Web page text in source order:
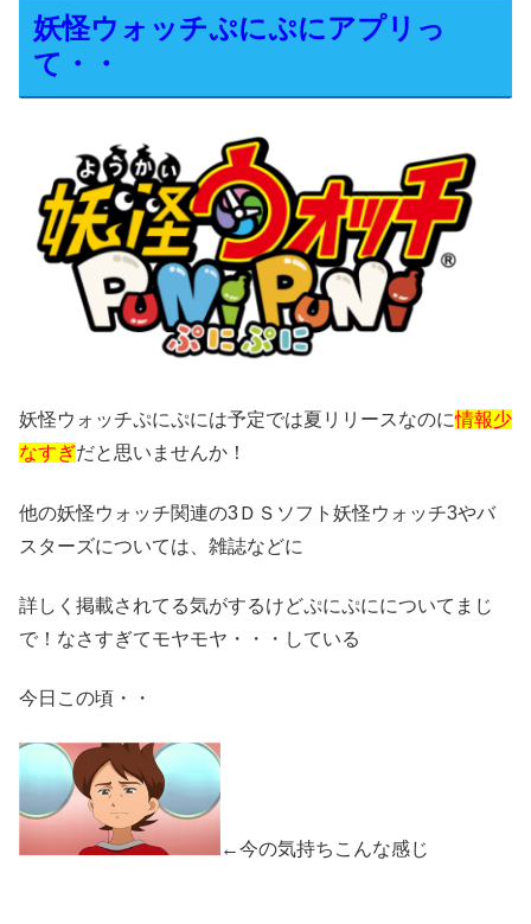
妖怪ウォッチぷにぷにアプリっ
て・・
妖怪ウォッチぷにぷには予定では夏リリースなのに情報少
なすぎだと思いませんか！
他の妖怪ウォッチ関連の3ＤＳソフト妖怪ウォッチ3やバ
スターズについては、雑誌などに
詳しく掲載されてる気がするけどぷにぷにについてまじ
で！なさすぎてモヤモヤ・・・している
今日この頃・・
←今の気持ちこんな感じ